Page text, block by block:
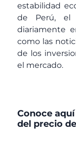
estabilidad
de Perú, el
diariamente
como las
de los
el mercado.
Conoce
del precio